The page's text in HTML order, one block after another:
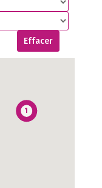
Effacer
1